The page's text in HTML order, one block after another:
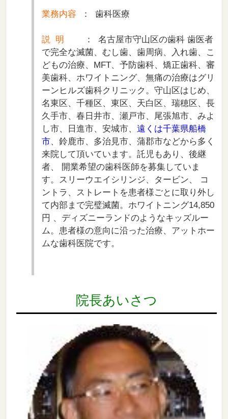
業務内容 ： 歯科医療
説 明
： 名古屋市守山区の歯科 歯医者
で完全な滅菌、むし歯、歯周病、入れ歯、こ
どもの治療、MFT、予防歯科、矯正歯科、審
美歯科、ホワイトニング、無痛の治療はグリ
ーンヒルズ歯科クリニック。守山区はじめ、
名東区、千種区、東区、天白区、瑞穂区、長
久手市、春日井市、瀬戸市、尾張旭市、みよ
し市、日進市、安城市、遠くは千葉県船橋
市、鈴鹿市、多治見市、蒲郡市などから多く
来院して頂いています。託児もあり、後継
者、 開業希望の歯科医師を募集していま
す。スリーウエイシリンジ、タービン、 コ
ントラ、ストレートを患者様ごとに取り外し
て内部まで完璧滅菌。ホワイトニング14,850
円 、ディズニーランドのようなキッズルー
ム。患者様の意向に沿った治療、アットホー
ムな歯科医院です。
院長あいさつ